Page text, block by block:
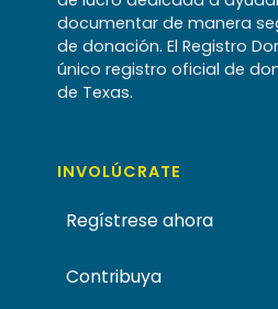
documentar de manera
de donación. El Registro
único registro oficial de
de Texas.
INVOLÚCRATE
Regístrese ahora
Contribuya